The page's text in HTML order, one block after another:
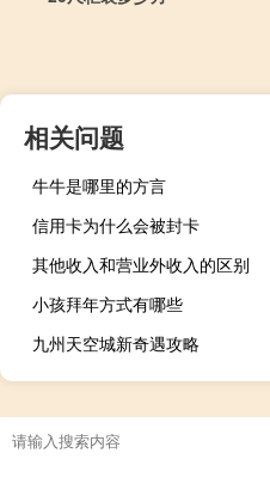
相关问题
牛牛是哪里的方言
信用卡为什么会被封卡
其他收入和营业外收入的区别
小孩拜年方式有哪些
九州天空城新奇遇攻略